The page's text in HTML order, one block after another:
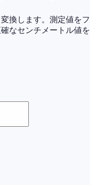
換します。測定値をフ
なセンチメートル値を